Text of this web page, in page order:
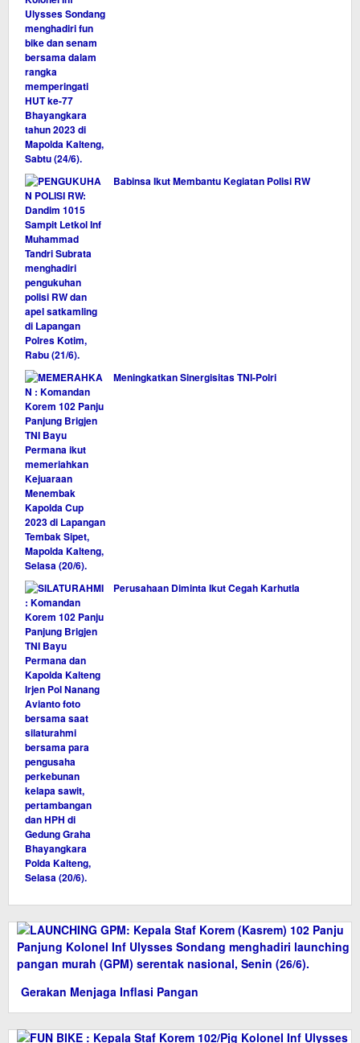
Babinsa Ikut Membantu Kegiatan Polisi RW
Meningkatkan Sinergisitas TNI-Polri
Perusahaan Diminta Ikut Cegah Karhutla
Gerakan Menjaga Inflasi Pangan